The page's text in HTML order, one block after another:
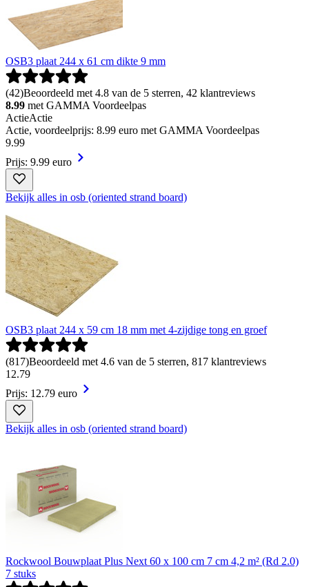
OSB3 plaat 244 x 61 cm dikte 9 mm
(42)Beoordeeld met 4.8 van de 5 sterren, 42 klantreviews
8.99 met GAMMA Voordeelpas
ActieActie
Actie, voordeelprijs: 8.99 euro met GAMMA Voordeelpas
9.99
Prijs: 9.99 euro
Bekijk alles in osb (oriented strand board)
OSB3 plaat 244 x 59 cm 18 mm met 4-zijdige tong en groef
(817)Beoordeeld met 4.6 van de 5 sterren, 817 klantreviews
12.79
Prijs: 12.79 euro
Bekijk alles in osb (oriented strand board)
Rockwool Bouwplaat Plus Next 60 x 100 cm 7 cm 4,2 m² (Rd 2.0)
7 stuks